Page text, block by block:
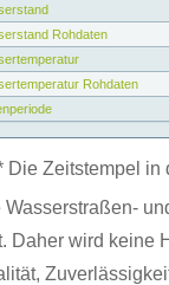
Rohdaten
Rohdaten
Die Zeitstempel in
Wasserstraßen-
Daher wird keine